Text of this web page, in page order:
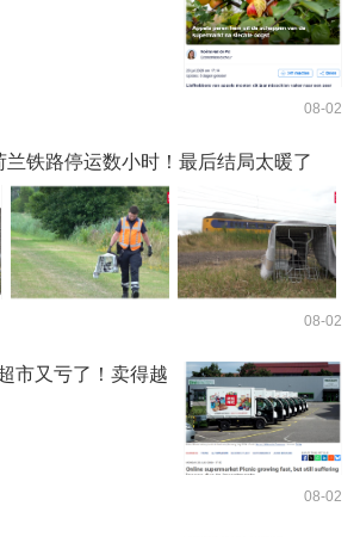
08-02
兰铁路停运数小时！最后结局太暖了
08-02
市又亏了！卖得越
08-02